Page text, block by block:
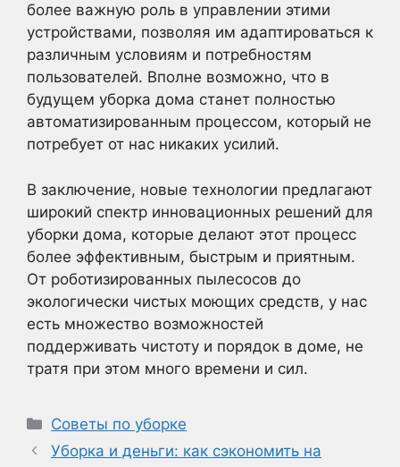
более важную роль в управлении этими
устройствами, позволяя им адаптироваться к
различным условиям и потребностям
пользователей. Вполне возможно, что в
будущем уборка дома станет полностью
автоматизированным процессом, который не
потребует от нас никаких усилий.
В заключение, новые технологии предлагают
широкий спектр инновационных решений для
уборки дома, которые делают этот процесс
более эффективным, быстрым и приятным.
От роботизированных пылесосов до
экологически чистых моющих средств, у нас
есть множество возможностей
поддерживать чистоту и порядок в доме, не
тратя при этом много времени и сил.
Рубрики
Советы по уборке
Уборка и деньги: как сэкономить на